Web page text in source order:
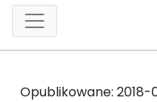
Opublikowane: 2018-